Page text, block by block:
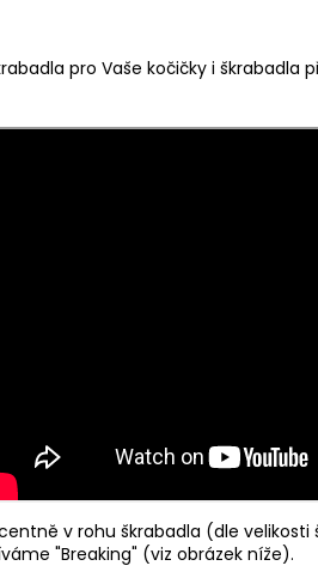
pro Vaše kočičky i škrabadla
v rohu škrabadla (dle
"Breaking" (viz obrázek níže).